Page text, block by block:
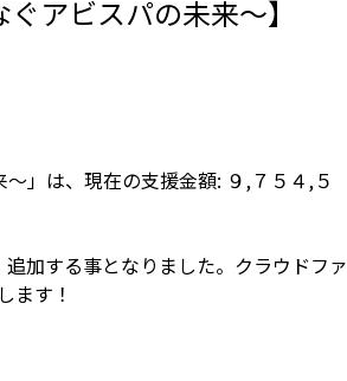
アビスパの未来～】
」は、現在の支援金額: ９,７５４,５
加する事となりました。クラウドファ
ます！